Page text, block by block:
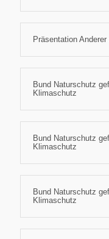
Präsentation
Bund Naturschutz
Klimaschutz
Bund Naturschutz
Klimaschutz
Bund Naturschutz
Klimaschutz